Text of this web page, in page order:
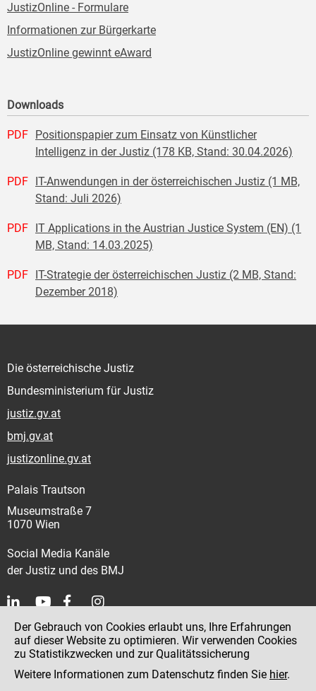
JustizOnline - Formulare
Informationen zur Bürgerkarte
JustizOnline gewinnt eAward
Downloads
PDF
Positionspapier zum Einsatz von Künstlicher
Intelligenz in der Justiz (178 KB, Stand: 30.04.2026)
PDF
IT-Anwendungen in der österreichischen Justiz (1 MB,
Stand: Juli 2026)
PDF
IT Applications in the Austrian Justice System (EN) (1
MB, Stand: 14.03.2025)
PDF
IT-Strategie der österreichischen Justiz (2 MB, Stand:
Dezember 2018)
Die österreichische Justiz
Bundesministerium für Justiz
justiz.gv.at
bmj.gv.at
justizonline.gv.at
Palais Trautson
Museumstraße 7
1070 Wien
Social Media Kanäle
der Justiz und des BMJ
Kontakt
Impressum
Datenschutz
Der Gebrauch von Cookies erlaubt uns, Ihre Erfahrungen
auf dieser Website zu optimieren. Wir verwenden Cookies
zu Statistikzwecken und zur Qualitätssicherung
Weitere Informationen zum Datenschutz finden Sie hier.